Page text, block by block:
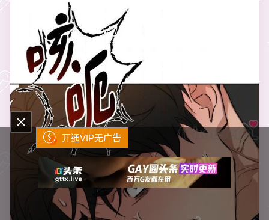
开通VIP无广告